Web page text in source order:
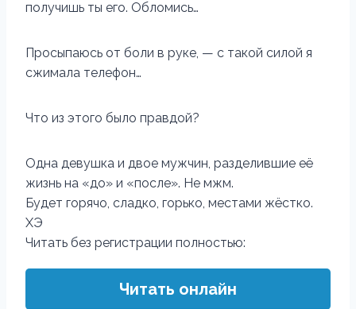
получишь ты его. Обломись…
Просыпаюсь от боли в руке, — с такой силой я
сжимала телефон…
Что из этого было правдой?
Одна девушка и двое мужчин, разделившие её
жизнь на «до» и «после». Не мжм.
Будет горячо, сладко, горько, местами жёстко.
ХЭ
Читать без регистрации полностью:
Читать онлайн